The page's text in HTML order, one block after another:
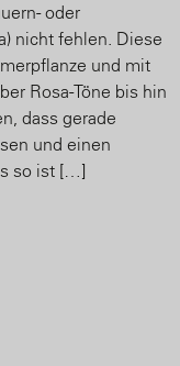
oder
nicht fehlen. Diese
und mit
Rosa-Töne bis hin
dass gerade
und einen
so ist […]